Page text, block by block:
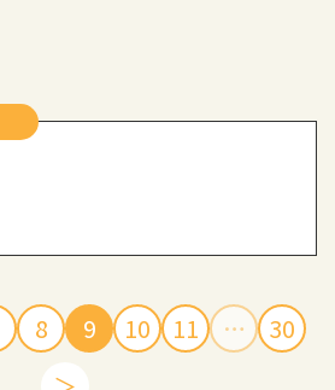
8 9 10 11 …
30